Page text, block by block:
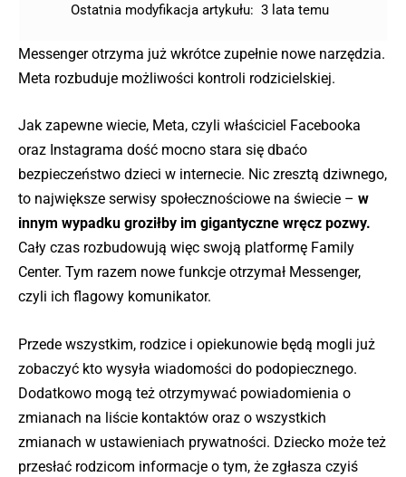
Ostatnia modyfikacja artykułu: 3 lata temu
Messenger otrzyma już wkrótce zupełnie nowe narzędzia.
Meta rozbuduje możliwości kontroli rodzicielskiej.
Jak zapewne wiecie, Meta, czyli właściciel Facebooka
oraz Instagrama dość mocno stara się dbaćo
bezpieczeństwo dzieci w internecie. Nic zresztą dziwnego,
to największe serwisy społecznościowe na świecie – w
innym wypadku groziłby im gigantyczne wręcz pozwy.
Cały czas rozbudowują więc swoją platformę Family
Center. Tym razem nowe funkcje otrzymał Messenger,
czyli ich flagowy komunikator.
Przede wszystkim, rodzice i opiekunowie będą mogli już
zobaczyć kto wysyła wiadomości do podopiecznego.
Dodatkowo mogą też otrzymywać powiadomienia o
zmianach na liście kontaktów oraz o wszystkich
zmianach w ustawieniach prywatności. Dziecko może też
przesłać rodzicom informacje o tym, że zgłasza czyiś